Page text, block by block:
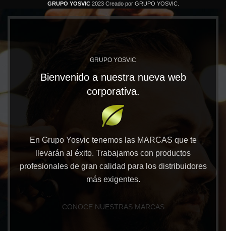
GRUPO YOSVIC 2023 Creado por GRUPO YOSVIC.
GRUPO YOSVIC
Bienvenido a nuestra nueva web
corporativa.
En Grupo Yosvic tenemos las MARCAS que te
llevarán al éxito. Trabajamos con productos
profesionales de gran calidad para los distribuidores
más exigentes.
CONOCE NUESTRAS MARCAS